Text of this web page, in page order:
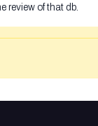
review of that db.